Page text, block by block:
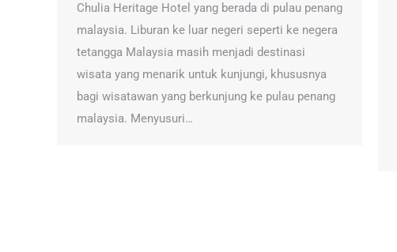
Chulia Heritage Hotel yang berada di pulau penang
malaysia. Liburan ke luar negeri seperti ke negera
tetangga Malaysia masih menjadi destinasi
wisata yang menarik untuk kunjungi, khususnya
bagi wisatawan yang berkunjung ke pulau penang
malaysia. Menyusuri…